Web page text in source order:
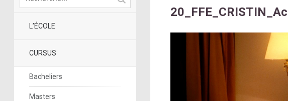
L’ÉCOLE
CURSUS
Bacheliers
Masters